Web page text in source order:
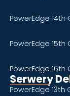
PowerEdge 14th
PowerEdge 15th
PowerEdge 16th
Serwery
PowerEdge 13th